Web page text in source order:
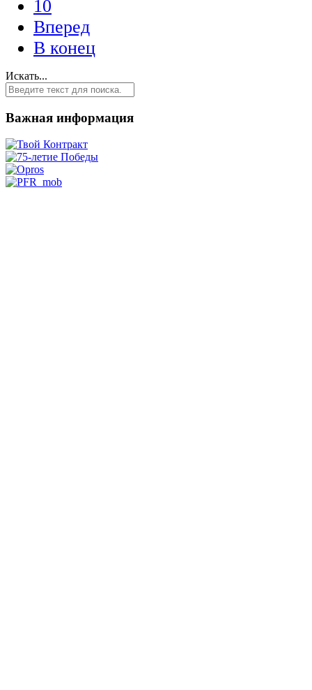
10
Вперед
В конец
Искать...
Важная информация